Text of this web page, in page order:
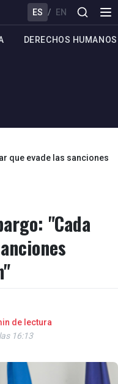
ES / EN
DERECHOS HUMANOS
que evade las sanciones
"Cada
de lectura
16:13